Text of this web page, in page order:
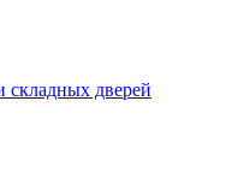
складных дверей